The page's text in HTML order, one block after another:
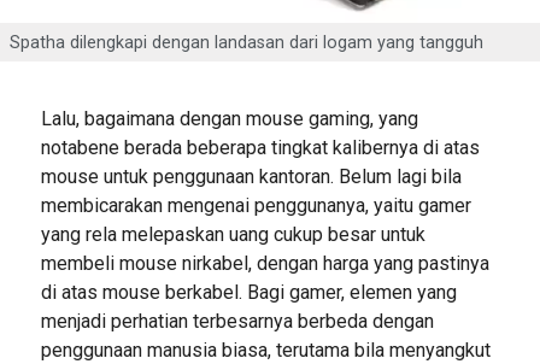
Spatha dilengkapi dengan landasan dari logam yang tangguh
Lalu, bagaimana dengan mouse gaming, yang
notabene berada beberapa tingkat kalibernya di atas
mouse untuk penggunaan kantoran. Belum lagi bila
membicarakan mengenai penggunanya, yaitu gamer
yang rela melepaskan uang cukup besar untuk
membeli mouse nirkabel, dengan harga yang pastinya
di atas mouse berkabel. Bagi gamer, elemen yang
menjadi perhatian terbesarnya berbeda dengan
penggunaan manusia biasa, terutama bila menyangkut